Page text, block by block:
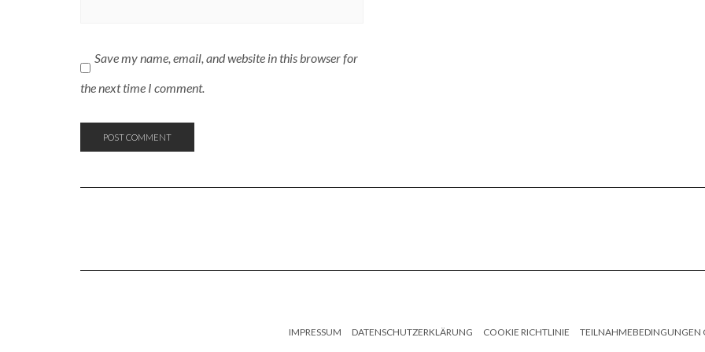
Save my name, email, and website in this browser for
the next time I comment.
IMPRESSUM DATENSCHUTZERKLÄRUNG COOKIE RICHTLINIE TEILNAHMEBEDINGUNGEN